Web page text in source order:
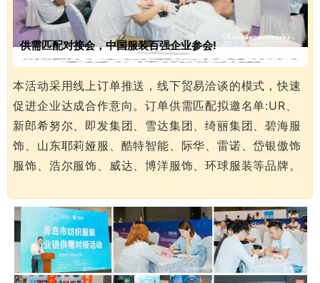
供需匹配对接会，中国服装百强企业参会!
本活动采用线上订单推送，线下贸易洽谈的模式，快速
促进企业达成合作意向。订单供需匹配拟邀名单:UR、
新郎希努尔、即发集团、雪达集团、绮丽集团、碧海服
饰、山东耶莉娅服、酷特智能、际华、雷诺、岱银傲饰
服饰、浩尔服饰、威达、博洋服饰、环球服装等品牌。